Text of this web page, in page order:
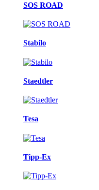
SOS ROAD
Stabilo
Staedtler
Tesa
Tipp-Ex